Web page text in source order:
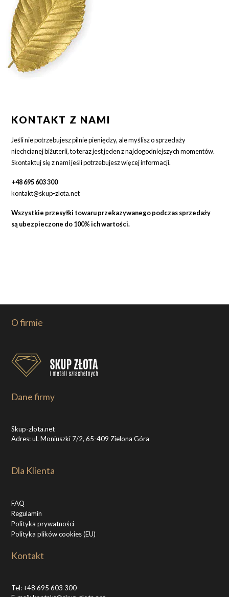
KONTAKT Z NAMI
Jeśli nie potrzebujesz pilnie pieniędzy, ale myślisz o sprzedaży
niechcianej biżuterii, to teraz jest jeden z najdogodniejszych momentów.
Skontaktuj się z nami jeśli potrzebujesz więcej informacji.
+48 695 603 300
kontakt@skup-zlota.net
Wszystkie przesyłki towaru przekazywanego podczas sprzedaży
są ubezpieczone do 100% ich wartości.
O firmie
Dane firmy
Skup-zlota.net
Adres: ul. Moniuszki 7/2, 65-409 Zielona Góra
Dla Klienta
FAQ
Regulamin
Polityka prywatności
Polityka plików cookies (EU)
Kontakt
Tel:+48 695 603 300